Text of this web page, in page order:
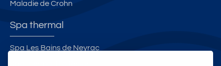
Maladie de Crohn
Spa thermal
Spa Les Bains de Neyrac